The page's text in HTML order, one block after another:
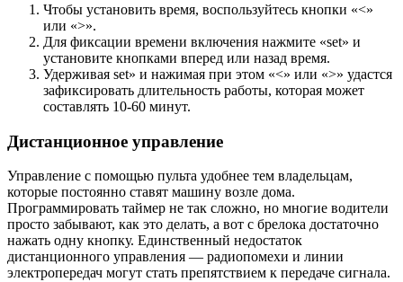
Чтобы установить время, воспользуйтесь кнопки «<»
или «>».
Для фиксации времени включения нажмите «set» и
установите кнопками вперед или назад время.
Удерживая set» и нажимая при этом «<» или «>» удастся
зафиксировать длительность работы, которая может
составлять 10-60 минут.
Дистанционное управление
Управление с помощью пульта удобнее тем владельцам,
которые постоянно ставят машину возле дома.
Программировать таймер не так сложно, но многие водители
просто забывают, как это делать, а вот с брелока достаточно
нажать одну кнопку. Единственный недостаток
дистанционного управления — радиопомехи и линии
электропередач могут стать препятствием к передаче сигнала.